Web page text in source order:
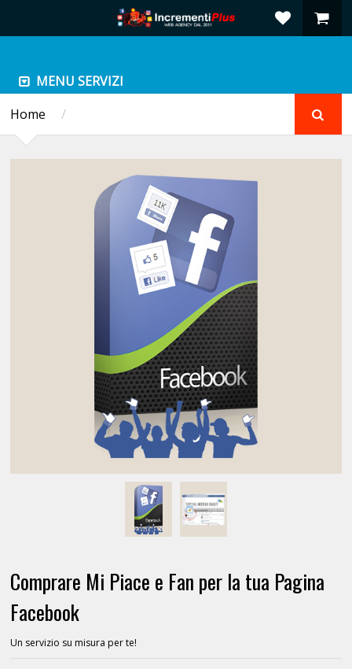
MENU SERVIZI
Home
/
Comprare Mi Piace e Fan per la tua Pagina
Facebook
Un servizio su misura per te!